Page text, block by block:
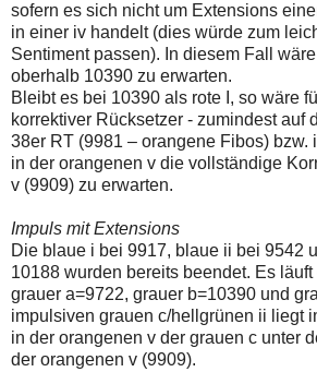
sofern es sich nicht um Extensions
in einer iv handelt (dies würde zum
Sentiment passen). In diesem Fall
oberhalb 10390 zu erwarten.
Bleibt es bei 10390 als rote I, so wäre
korrektiver Rücksetzer - zumindest auf
38er RT (9981 – orangene Fibos) bzw.
in der orangenen v die vollständige
v (9909) zu erwarten.
Impuls mit Extensions
Die blaue i bei 9917, blaue ii bei 9542
10188 wurden bereits beendet. Es
grauer a=9722, grauer b=10390 und
impulsiven grauen c/hellgrünen ii liegt
in der orangenen v der grauen c unter
der orangenen v (9909).